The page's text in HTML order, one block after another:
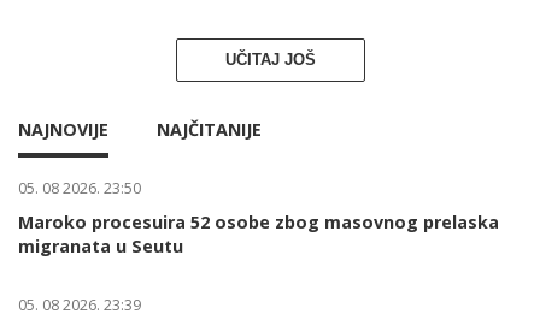
UČITAJ JOŠ
NAJNOVIJE NAJČITANIJE
05. 08 2026. 23:50
Maroko procesuira 52 osobe zbog masovnog prelaska
migranata u Seutu
05. 08 2026. 23:39